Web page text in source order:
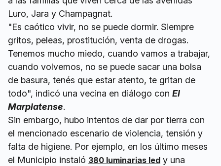
Luro, Jara y Champagnat.
"Es caótico vivir, no se puede dormir. Siempre
gritos, peleas, prostitución, venta de drogas.
Tenemos mucho miedo, cuando vamos a trabajar,
cuando volvemos, no se puede sacar una bolsa
de basura, tenés que estar atento, te gritan de
todo", indicó una vecina en diálogo con El
Marplatense.
Sin embargo, hubo intentos de dar por tierra con
el mencionado escenario de violencia, tensión y
falta de higiene. Por ejemplo, en los último meses
el Municipio instaló 380 luminarias led y una